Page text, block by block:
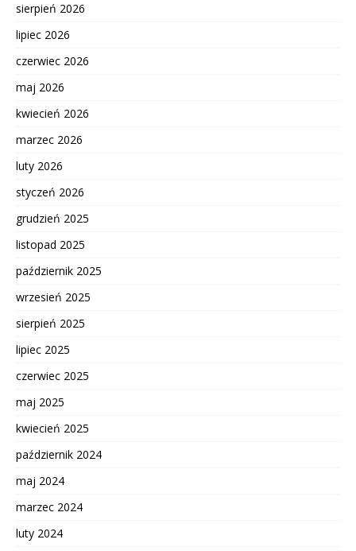
sierpień 2026
lipiec 2026
czerwiec 2026
maj 2026
kwiecień 2026
marzec 2026
luty 2026
styczeń 2026
grudzień 2025
listopad 2025
październik 2025
wrzesień 2025
sierpień 2025
lipiec 2025
czerwiec 2025
maj 2025
kwiecień 2025
październik 2024
maj 2024
marzec 2024
luty 2024